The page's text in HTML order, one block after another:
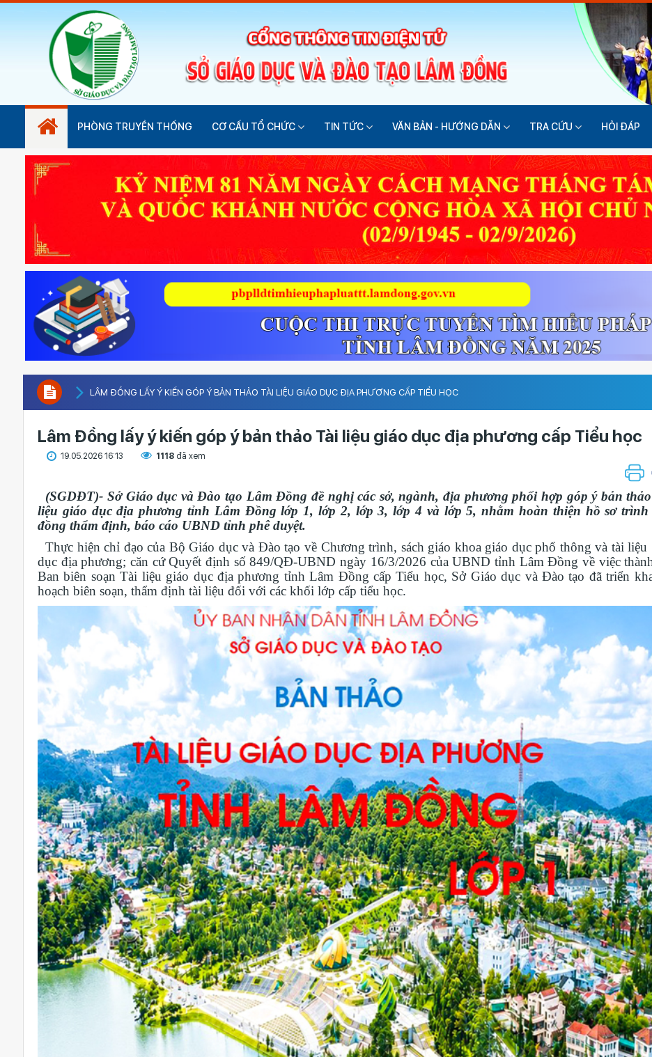
PHÒNG TRUYỀN THỐNG CƠ CẤU TỔ CHỨC TIN TỨC VĂN BẢN - HƯỚNG DẪN TRA CỨU HỎI ĐÁP
LÂM ĐỒNG LẤY Ý KIẾN GÓP Ý BẢN THẢO TÀI LIỆU GIÁO DỤC ĐỊA PHƯƠNG CẤP TIỂU HỌC
Lâm Đồng lấy ý kiến góp ý bản thảo Tài liệu giáo dục địa phương cấp Tiểu học
19.05.2026 16:13 1118 đã xem
(SGDĐT)- Sở Giáo dục và Đào tạo Lâm Đồng đề nghị các sở, ngành, địa phương phối hợp góp ý bản
liệu giáo dục địa phương tỉnh Lâm Đồng lớp 1, lớp 2, lớp 3, lớp 4 và lớp 5, nhằm hoàn thiện hồ sơ
đồng thẩm định, báo cáo UBND tỉnh phê duyệt.
Thực hiện chỉ đạo của Bộ Giáo dục và Đào tạo về Chương trình, sách giáo khoa giáo dục phổ thông và tài liệu
dục địa phương; căn cứ Quyết định số 849/QĐ-UBND ngày 16/3/2026 của UBND tỉnh Lâm Đồng về việc
Ban biên soạn Tài liệu giáo dục địa phương tỉnh Lâm Đồng cấp Tiểu học, Sở Giáo dục và Đào tạo đã triển
hoạch biên soạn, thẩm định tài liệu đối với các khối lớp cấp tiểu học.